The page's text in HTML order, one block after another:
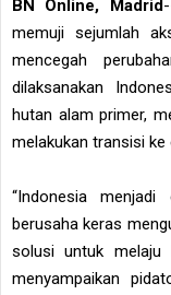
BN Online, Madrid
memuji sejumlah
mencegah
dilaksanakan
hutan alam primer,
melakukan transisi ke
“Indonesia
berusaha keras
solusi untuk
menyampaikan